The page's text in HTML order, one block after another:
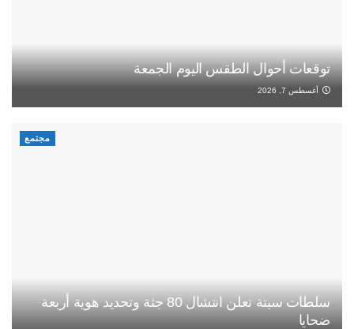
توقعات أحوال الطقس اليوم الجمعة
أغسطس 7, 2026
مجتمع
سلطات سبتة تعلن انتشال 80 جثة وتحديد هوية أربعة
ضحايا